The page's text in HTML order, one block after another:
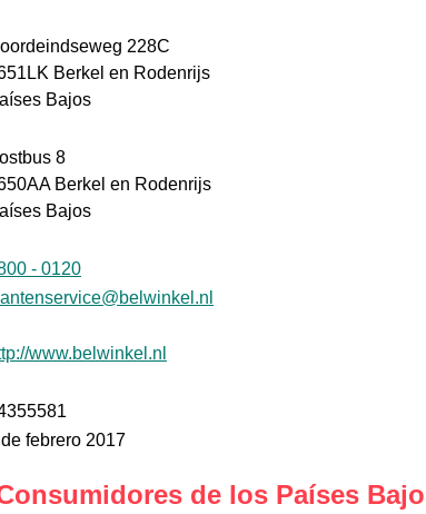
228C
Berkel en Rodenrijs
Bajos
8
Berkel en Rodenrijs
Bajos
- 0120
www.belwinkel.nl
febrero 2017
de los Países